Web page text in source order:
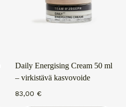
Daily Energising Cream 50 ml
– virkistävä kasvovoide
83,00 €